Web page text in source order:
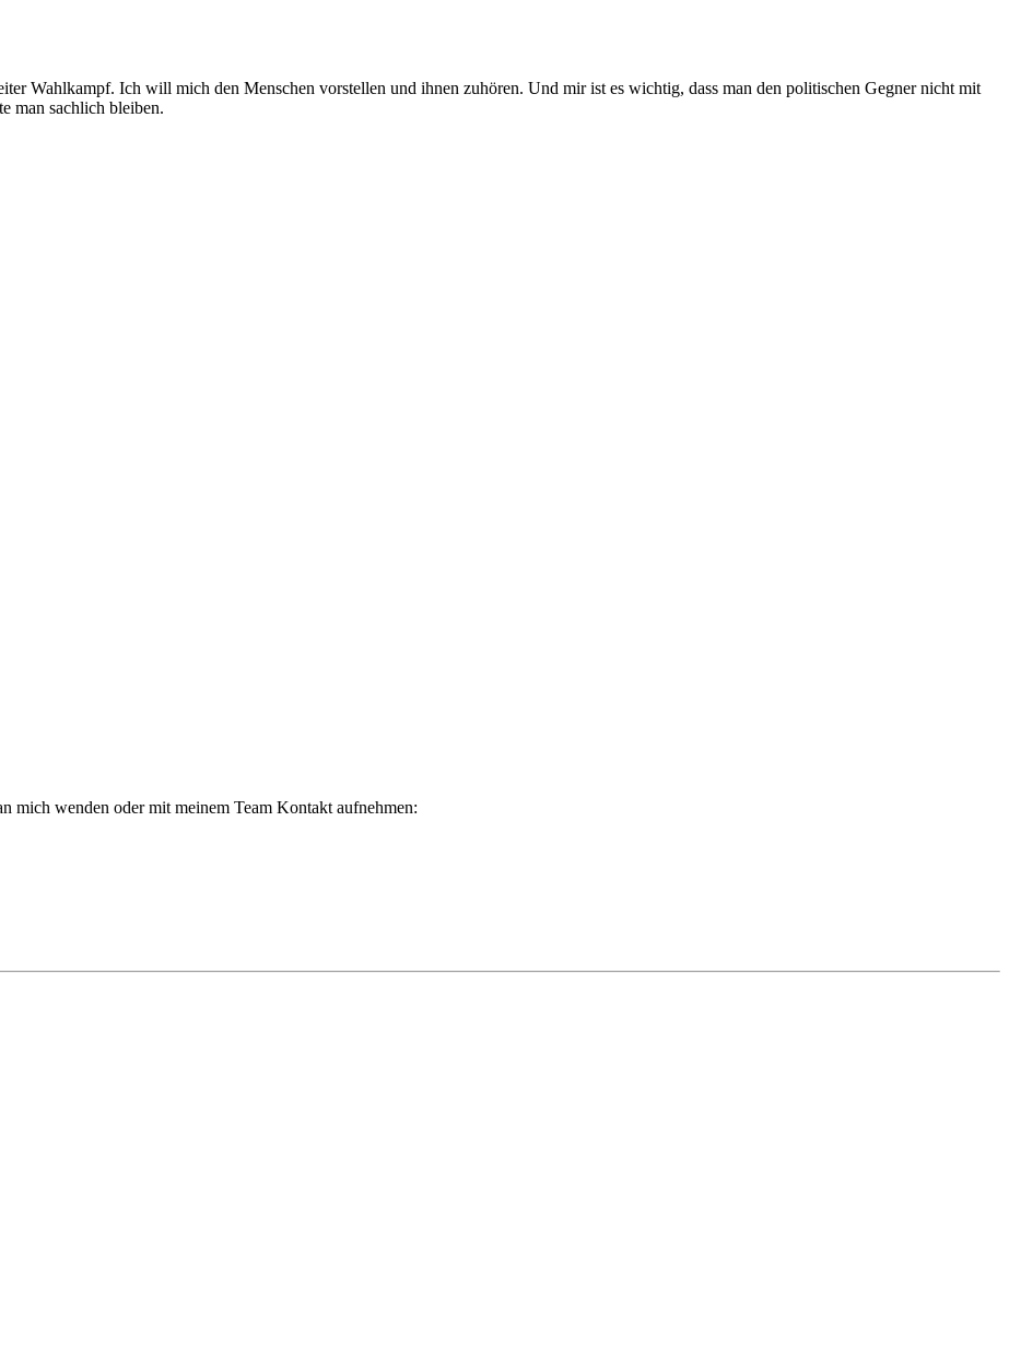
Wahlkampf. Ich will mich den Menschen vorstellen und ihnen zuhören. Und mir ist es wichtig, dass man den politischen Gegner nicht mit
man sachlich bleiben.
mich wenden oder mit meinem Team Kontakt aufnehmen: